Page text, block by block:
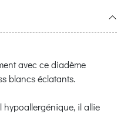
avec ce diadème
blancs éclatants.
hypoallergénique, il allie